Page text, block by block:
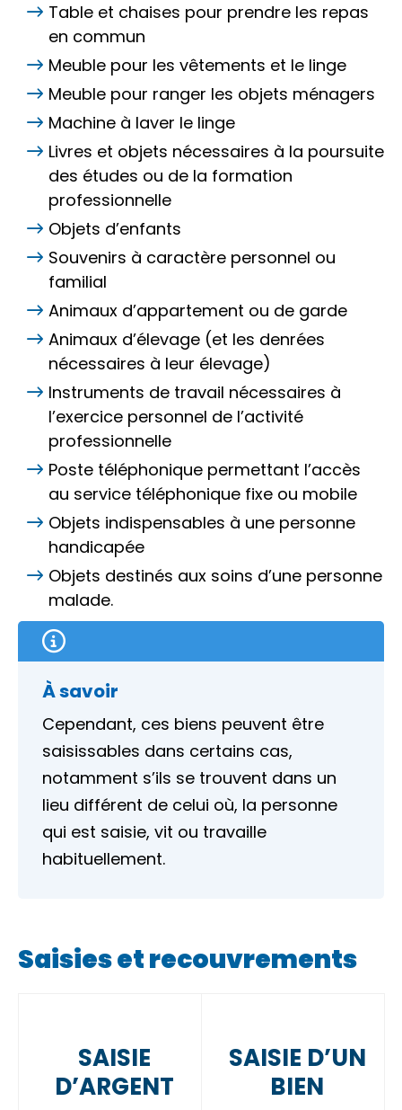
Table et chaises pour prendre les repas
en commun
Meuble pour les vêtements et le linge
Meuble pour ranger les objets ménagers
Machine à laver le linge
Livres et objets nécessaires à la poursuite
des études ou de la formation
professionnelle
Objets d’enfants
Souvenirs à caractère personnel ou
familial
Animaux d’appartement ou de garde
Animaux d’élevage (et les denrées
nécessaires à leur élevage)
Instruments de travail nécessaires à
l’exercice personnel de l’activité
professionnelle
Poste téléphonique permettant l’accès
au service téléphonique fixe ou mobile
Objets indispensables à une personne
handicapée
Objets destinés aux soins d’une personne
malade.
À savoir
Cependant, ces biens peuvent être
saisissables dans certains cas,
notamment s’ils se trouvent dans un
lieu différent de celui où, la personne
qui est saisie, vit ou travaille
habituellement.
Saisies et recouvrements
SAISIE
D’ARGENT
SAISIE D’UN
BIEN